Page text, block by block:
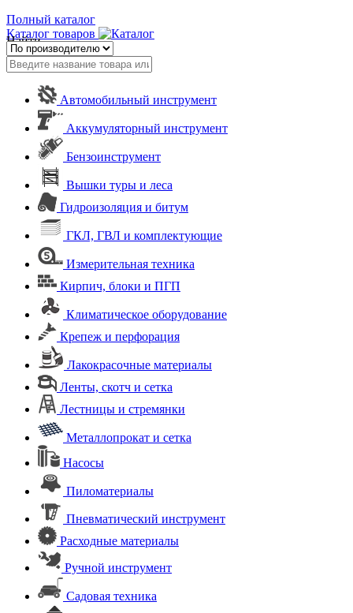
Полный каталог
Каталог товаров
Найти
Автомобильный инструмент
Аккумуляторный инструмент
Бензоинструмент
Вышки туры и леса
Гидроизоляция и битум
ГКЛ, ГВЛ и комплектующие
Измерительная техника
Кирпич, блоки и ПГП
Климатическое оборудование
Крепеж и перфорация
Лакокрасочные материалы
Ленты, скотч и сетка
Лестницы и стремянки
Металлопрокат и сетка
Насосы
Пиломатериалы
Пневматический инструмент
Расходные материалы
Ручной инструмент
Садовая техника